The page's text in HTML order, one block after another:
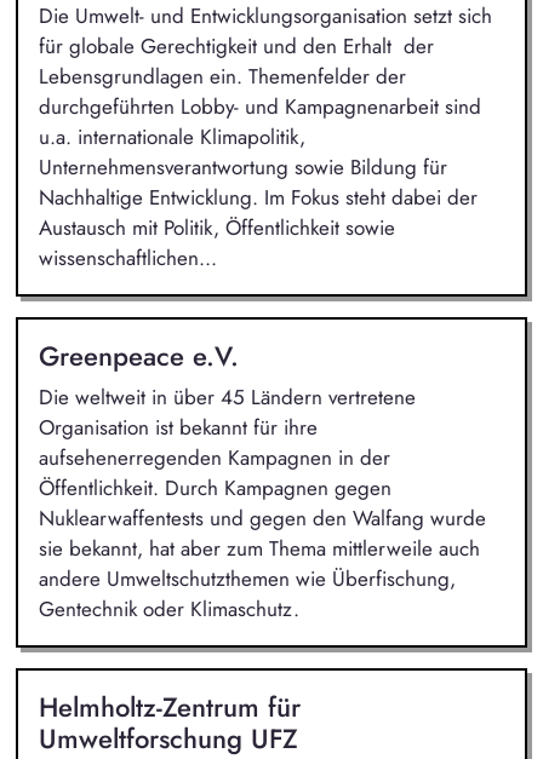
Die Umwelt- und Entwicklungsorganisation setzt sich
für globale Gerechtigkeit und den Erhalt der
Lebensgrundlagen ein. Themenfelder der
durchgeführten Lobby- und Kampagnenarbeit sind
u.a. internationale Klimapolitik,
Unternehmensverantwortung sowie Bildung für
Nachhaltige Entwicklung. Im Fokus steht dabei der
Austausch mit Politik, Öffentlichkeit sowie
wissenschaftlichen...
Greenpeace e.V.
Die weltweit in über 45 Ländern vertretene
Organisation ist bekannt für ihre
aufsehenerregenden Kampagnen in der
Öffentlichkeit. Durch Kampagnen gegen
Nuklearwaffentests und gegen den Walfang wurde
sie bekannt, hat aber zum Thema mittlerweile auch
andere Umweltschutzthemen wie Überfischung,
Gentechnik oder Klimaschutz.
Helmholtz-Zentrum für
Umweltforschung UFZ